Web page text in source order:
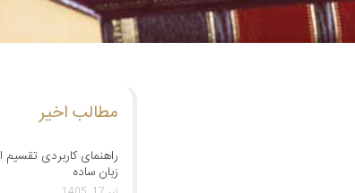
مطالب اخیر
راهنمای کاربردی تقسیم
زبان ساده